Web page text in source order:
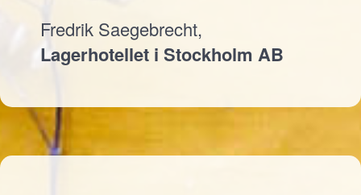
Fredrik Saegebrecht,
Lagerhotellet i Stockholm AB